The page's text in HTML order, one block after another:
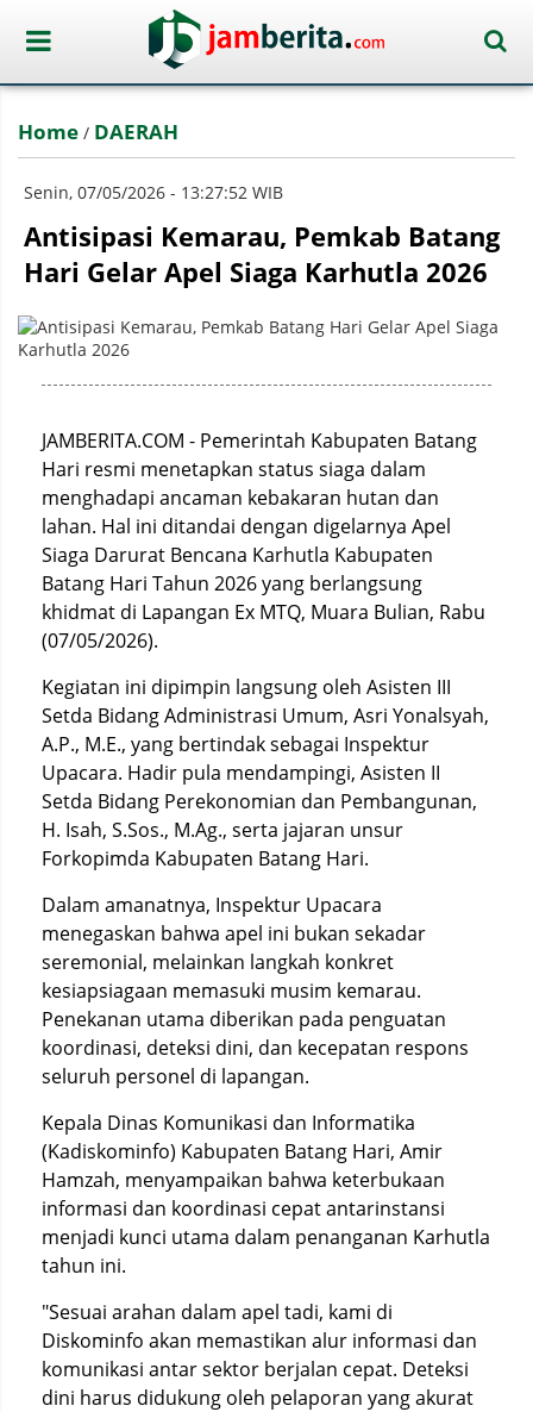
Home / DAERAH
Senin, 07/05/2026 - 13:27:52 WIB
Antisipasi Kemarau, Pemkab Batang
Hari Gelar Apel Siaga Karhutla 2026
JAMBERITA.COM - Pemerintah Kabupaten Batang
Hari resmi menetapkan status siaga dalam
menghadapi ancaman kebakaran hutan dan
lahan. Hal ini ditandai dengan digelarnya Apel
Siaga Darurat Bencana Karhutla Kabupaten
Batang Hari Tahun 2026 yang berlangsung
khidmat di Lapangan Ex MTQ, Muara Bulian, Rabu
(07/05/2026).
Kegiatan ini dipimpin langsung oleh Asisten III
Setda Bidang Administrasi Umum, Asri Yonalsyah,
A.P., M.E., yang bertindak sebagai Inspektur
Upacara. Hadir pula mendampingi, Asisten II
Setda Bidang Perekonomian dan Pembangunan,
H. Isah, S.Sos., M.Ag., serta jajaran unsur
Forkopimda Kabupaten Batang Hari.
Dalam amanatnya, Inspektur Upacara
menegaskan bahwa apel ini bukan sekadar
seremonial, melainkan langkah konkret
kesiapsiagaan memasuki musim kemarau.
Penekanan utama diberikan pada penguatan
koordinasi, deteksi dini, dan kecepatan respons
seluruh personel di lapangan.
Kepala Dinas Komunikasi dan Informatika
(Kadiskominfo) Kabupaten Batang Hari, Amir
Hamzah, menyampaikan bahwa keterbukaan
informasi dan koordinasi cepat antarinstansi
menjadi kunci utama dalam penanganan Karhutla
tahun ini.
"Sesuai arahan dalam apel tadi, kami di
Diskominfo akan memastikan alur informasi dan
komunikasi antar sektor berjalan cepat. Deteksi
dini harus didukung oleh pelaporan yang akurat